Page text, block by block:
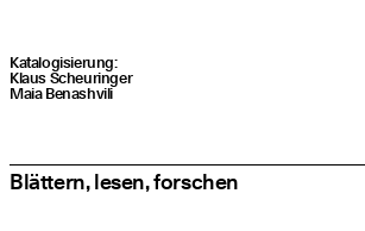
Kata­lo­gi­sie­rung:
Klaus Scheu­rin­ger
Maia Benash­vi­li
Blät­tern, lesen, forschen